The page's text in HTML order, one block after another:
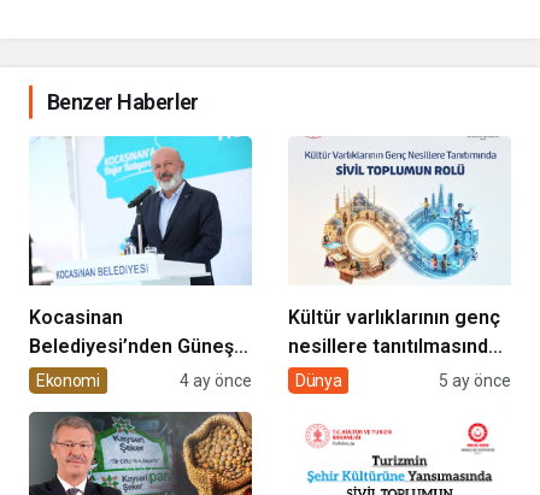
Benzer Haberler
Kocasinan
Belediyesi’nden Güneş
Enerjisi Hamlesi
Ekonomi 4 ay önce
Kültür varlıklarının genç
nesillere tanıtılmasında
sivil toplumun rolü
Dünya 5 ay önce